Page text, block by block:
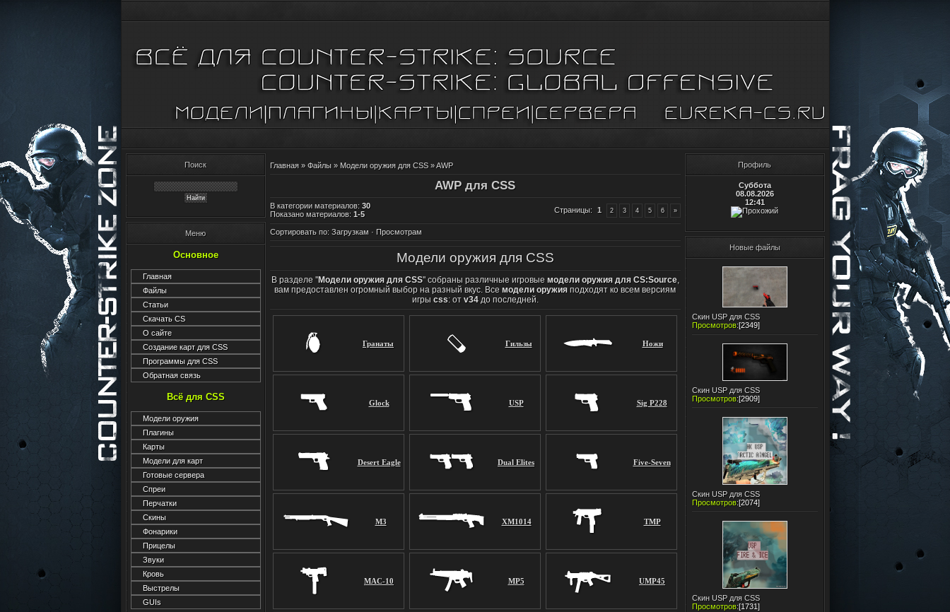
Поиск
Меню
Основное
Главная
Файлы
Статьи
Скачать CS
О сайте
Создание карт для CSS
Программы для CSS
Обратная связь
Всё для CSS
Модели оружия
Плагины
Карты
Модели для карт
Готовые сервера
Спреи
Перчатки
Скины
Фонарики
Прицелы
Звуки
Кровь
Выстрелы
GUIs
Главная» Файлы» Модели оружия для CSS» AWP
AWP для CSS
В категории материалов: 30
Показано материалов: 1-5 Страницы: 1 2 3 4 5 6 »
Сортировать по: Загрузкам · Просмотрам
Модели оружия для CSS
В разделе ''Модели оружия для CSS'' собраны различные игровые модели оружия для CS:Source,
вам предоставлен огромный выбор на разный вкус. Все модели оружия подходят ко всем версиям
игры css: от v34до последней.
Гранаты Гильзы Ножи
Glock USP Sig P228
Desert Eagle Dual Elites Five-Seven
M3 XM1014 TMP
MAC-10 MP5 UMP45
Профиль
Суббота
08.08.2026
12:41
Новые файлы
Скин USP для CSS
Просмотров:[2349]
Скин USP для CSS
Просмотров:[2909]
Скин USP для CSS
Просмотров:[2074]
Скин USP для CSS
Просмотров:[1731]